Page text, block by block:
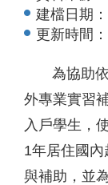
建檔日期：
更新時間：
為協助依
外專業實習
入戶學生，
1年居住國
與補助，並